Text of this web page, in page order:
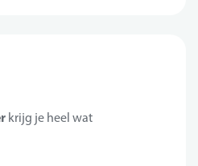
krijg je heel wat